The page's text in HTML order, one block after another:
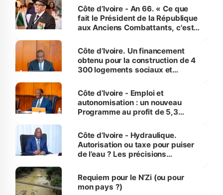
Côte d’Ivoire - An 66. « Ce que
fait le Président de la République
aux Anciens Combattants, c'est
Côte d’Ivoire. Un financement
obtenu pour la construction de 4
300 logements sociaux et
et Yamoussoukro
Côte d’Ivoire - Emploi et
autonomisation : un nouveau
Programme au profit de 5,3
Côte d’Ivoire - Hydraulique.
Autorisation ou taxe pour puiser
de l’eau ? Les précisions
Requiem pour le N’Zi (ou pour
mon pays ?)